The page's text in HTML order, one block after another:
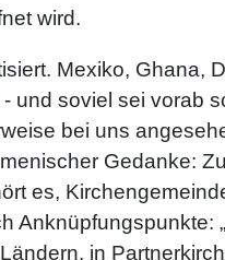
wird.
Mexiko, Ghana,
und soviel sei vorab
bei uns
Gedanke:
es,
Anknüpfungspunkte:
in